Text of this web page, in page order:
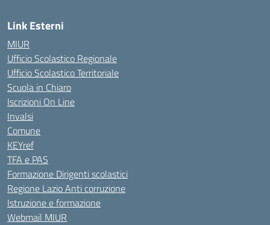
Link Esterni
MIUR
Ufficio Scolastico Regionale
Ufficio Scolastico Territoriale
Scuola in Chiaro
Iscrizioni On Line
Invalsi
Comune
KEYref
TFA e PAS
Formazione Dirigenti scolastici
Regione Lazio Anti corruzione
Istruzione e formazione
Webmail MIUR